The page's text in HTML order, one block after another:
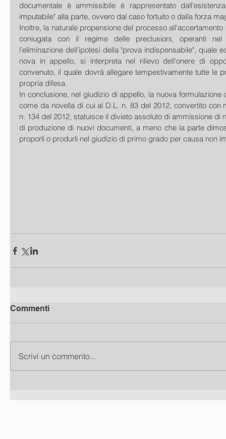
documentale è ammissibile è rappresentato
imputabile" alla parte, ovvero dal caso fortuito o dalla forza
Inoltre, la naturale propensione del processo
coniugata con il regime delle preclusioni, operanti
l’eliminazione dell'ipotesi della "prova indispensabile", quale
nova in appello, si interpreta nel rilievo dell'onere di
convenuto, il quale dovrà allegare tempestivamente tutte le
propria difesa.
In conclusione, nel giudizio di appello, la nuova formulazione
come da novella di cui al D.L. n. 83 del 2012, convertito con
n. 134 del 2012, statuisce il divieto assoluto di ammissione di
di produzione di nuovi documenti, a meno che la parte
proporli o produrli nel giudizio di primo grado per causa non
Commenti
Scrivi un commento...